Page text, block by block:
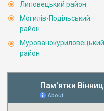
Липовецький район
Могилів-Подільський
район
Мурованокуриловецький
район